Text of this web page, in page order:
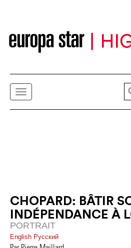
CHOPARD: BÂTIR
INDÉPENDANCE À
PORTRAIT
English Pусский